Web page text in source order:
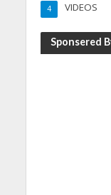
VIDEOS
4
Sponsered